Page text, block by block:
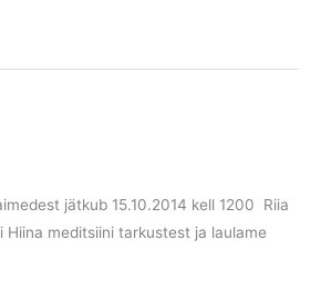
jätkub 15.10.2014 kell 1200 Riia
Hiina meditsiini tarkustest ja laulame